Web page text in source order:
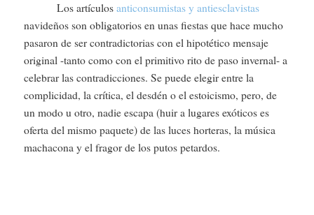
Los artículos anticonsumistas y antiesclavistas
navideños son obligatorios en unas fiestas que hace mucho
pasaron de ser contradictorias con el hipotético mensaje
original -tanto como con el primitivo rito de paso invernal- a
celebrar las contradicciones. Se puede elegir entre la
complicidad, la crítica, el desdén o el estoicismo, pero, de
un modo u otro, nadie escapa (huir a lugares exóticos es
oferta del mismo paquete) de las luces horteras, la música
machacona y el fragor de los putos petardos.